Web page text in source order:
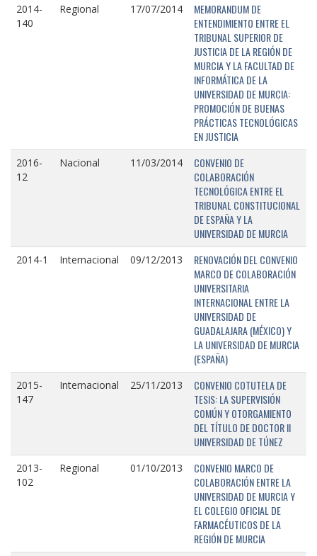
2014-
140
Regional 17/07/2014
MEMORANDUM DE
ENTENDIMIENTO ENTRE EL
TRIBUNAL SUPERIOR DE
JUSTICIA DE LA REGIÓN DE
MURCIA Y LA FACULTAD DE
INFORMÁTICA DE LA
UNIVERSIDAD DE MURCIA:
PROMOCIÓN DE BUENAS
PRÁCTICAS TECNOLÓGICAS
EN JUSTICIA
2016-
12
Nacional 11/03/2014
CONVENIO DE
COLABORACIÓN
TECNOLÓGICA ENTRE EL
TRIBUNAL CONSTITUCIONAL
DE ESPAÑA Y LA
UNIVERSIDAD DE MURCIA
2014-1 Internacional 09/12/2013
RENOVACIÓN DEL CONVENIO
MARCO DE COLABORACIÓN
UNIVERSITARIA
INTERNACIONAL ENTRE LA
UNIVERSIDAD DE
GUADALAJARA (MÉXICO) Y
LA UNIVERSIDAD DE MURCIA
(ESPAÑA)
2015-
147
Internacional 25/11/2013
CONVENIO COTUTELA DE
TESIS: LA SUPERVISIÓN
COMÚN Y OTORGAMIENTO
DEL TÍTULO DE DOCTOR II
UNIVERSIDAD DE TÚNEZ
2013-
102
Regional 01/10/2013
CONVENIO MARCO DE
COLABORACIÓN ENTRE LA
UNIVERSIDAD DE MURCIA Y
EL COLEGIO OFICIAL DE
FARMACÉUTICOS DE LA
REGIÓN DE MURCIA